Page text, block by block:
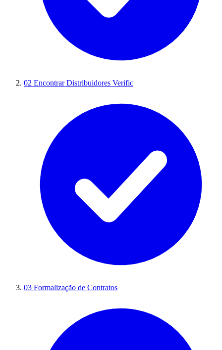
02 Encontrar Distribuidores Verific
03 Formalização de Contratos